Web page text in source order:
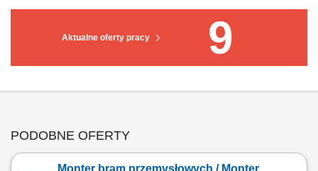
Aktualne oferty pracy 9
PODOBNE OFERTY
Monter bram przemysłowych / Monter